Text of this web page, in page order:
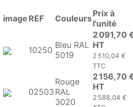
image REF CouleursPrix à
l'unité
10250 Bleu RAL
5019
2 091,70
HT
2 510,04 €
TTC
02503
Rouge
RAL
3020
2 156,70
HT
2 588,04 €